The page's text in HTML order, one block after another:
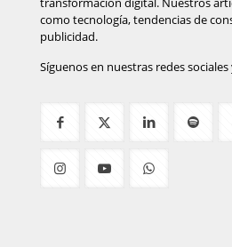
como tecnología, tendencias de
publicidad.
Síguenos en nuestras redes